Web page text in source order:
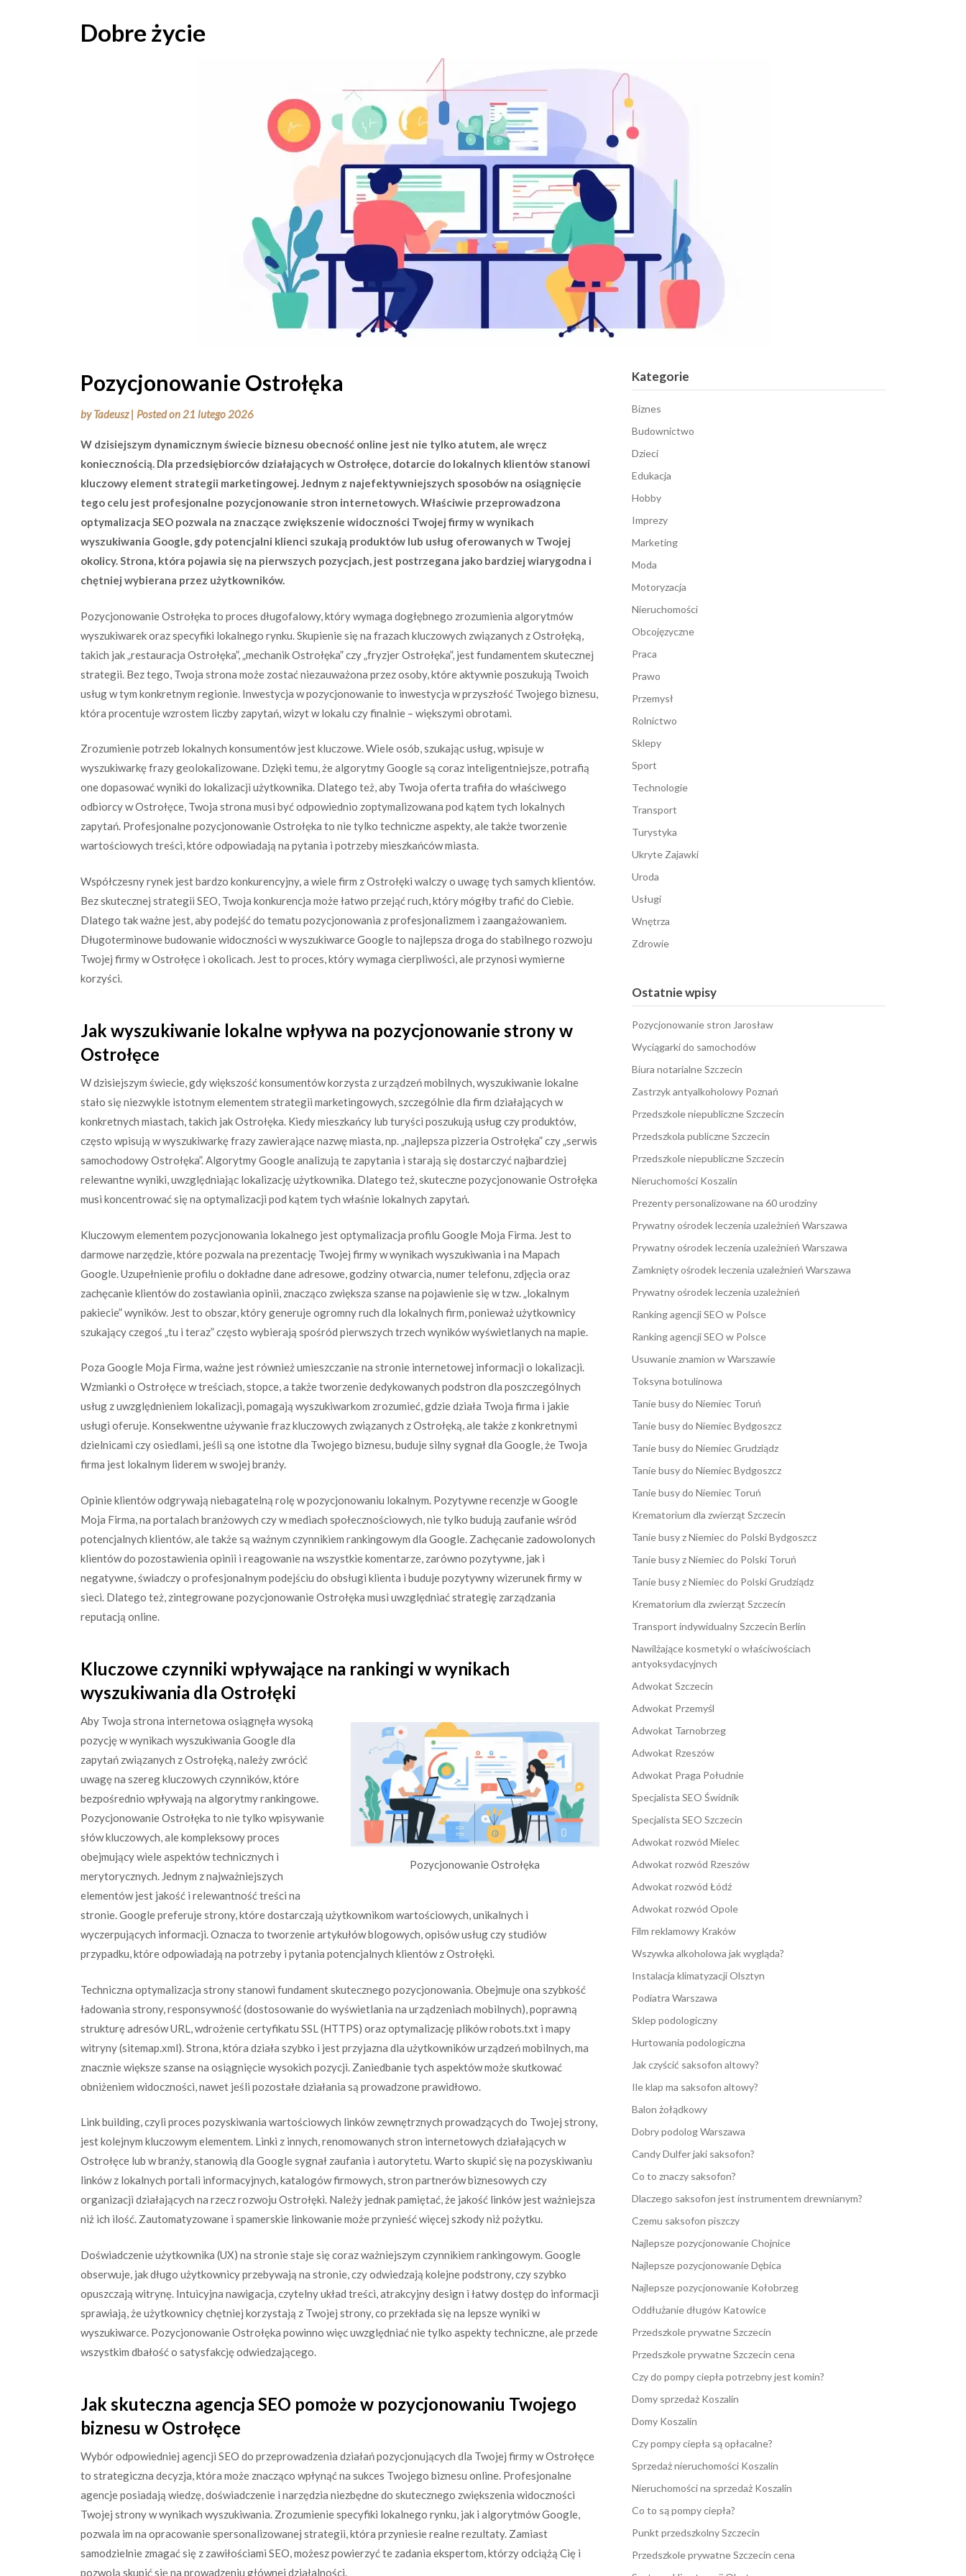
Dobre życie
Pozycjonowanie Ostrołęka
byTadeusz | Posted on21 lutego 2026
W dzisiejszym dynamicznym świecie biznesu obecność online jest nie tylko atutem, ale wręcz
koniecznością. Dla przedsiębiorców działających w Ostrołęce, dotarcie do lokalnych klientów stanowi
kluczowy element strategii marketingowej. Jednym z najefektywniejszych sposobów na osiągnięcie
tego celu jest profesjonalne pozycjonowanie stron internetowych. Właściwie przeprowadzona
optymalizacja SEO pozwala na znaczące zwiększenie widoczności Twojej firmy w wynikach
wyszukiwania Google, gdy potencjalni klienci szukają produktów lub usług oferowanych w Twojej
okolicy. Strona, która pojawia się na pierwszych pozycjach, jest postrzegana jako bardziej wiarygodna i
chętniej wybierana przez użytkowników.
Pozycjonowanie Ostrołęka to proces długofalowy, który wymaga dogłębnego zrozumienia algorytmów
wyszukiwarek oraz specyfiki lokalnego rynku. Skupienie się na frazach kluczowych związanych z Ostrołęką,
takich jak „restauracja Ostrołęka”, „mechanik Ostrołęka” czy „fryzjer Ostrołęka”, jest fundamentem skutecznej
strategii. Bez tego, Twoja strona może zostać niezauważona przez osoby, które aktywnie poszukują Twoich
usług w tym konkretnym regionie. Inwestycja w pozycjonowanie to inwestycja w przyszłość Twojego biznesu,
która procentuje wzrostem liczby zapytań, wizyt w lokalu czy finalnie – większymi obrotami.
Zrozumienie potrzeb lokalnych konsumentów jest kluczowe. Wiele osób, szukając usług, wpisuje w
wyszukiwarkę frazy geolokalizowane. Dzięki temu, że algorytmy Google są coraz inteligentniejsze, potrafią
one dopasować wyniki do lokalizacji użytkownika. Dlatego też, aby Twoja oferta trafiła do właściwego
odbiorcy w Ostrołęce, Twoja strona musi być odpowiednio zoptymalizowana pod kątem tych lokalnych
zapytań. Profesjonalne pozycjonowanie Ostrołęka to nie tylko techniczne aspekty, ale także tworzenie
wartościowych treści, które odpowiadają na pytania i potrzeby mieszkańców miasta.
Współczesny rynek jest bardzo konkurencyjny, a wiele firm z Ostrołęki walczy o uwagę tych samych klientów.
Bez skutecznej strategii SEO, Twoja konkurencja może łatwo przejąć ruch, który mógłby trafić do Ciebie.
Dlatego tak ważne jest, aby podejść do tematu pozycjonowania z profesjonalizmem i zaangażowaniem.
Długoterminowe budowanie widoczności w wyszukiwarce Google to najlepsza droga do stabilnego rozwoju
Twojej firmy w Ostrołęce i okolicach. Jest to proces, który wymaga cierpliwości, ale przynosi wymierne
korzyści.
Jak wyszukiwanie lokalne wpływa na pozycjonowanie strony w
Ostrołęce
W dzisiejszym świecie, gdy większość konsumentów korzysta z urządzeń mobilnych, wyszukiwanie lokalne
stało się niezwykle istotnym elementem strategii marketingowych, szczególnie dla firm działających w
konkretnych miastach, takich jak Ostrołęka. Kiedy mieszkańcy lub turyści poszukują usług czy produktów,
często wpisują w wyszukiwarkę frazy zawierające nazwę miasta, np. „najlepsza pizzeria Ostrołęka” czy „serwis
samochodowy Ostrołęka”. Algorytmy Google analizują te zapytania i starają się dostarczyć najbardziej
relewantne wyniki, uwzględniając lokalizację użytkownika. Dlatego też, skuteczne pozycjonowanie Ostrołęka
musi koncentrować się na optymalizacji pod kątem tych właśnie lokalnych zapytań.
Kluczowym elementem pozycjonowania lokalnego jest optymalizacja profilu Google Moja Firma. Jest to
darmowe narzędzie, które pozwala na prezentację Twojej firmy w wynikach wyszukiwania i na Mapach
Google. Uzupełnienie profilu o dokładne dane adresowe, godziny otwarcia, numer telefonu, zdjęcia oraz
zachęcanie klientów do zostawiania opinii, znacząco zwiększa szanse na pojawienie się w tzw. „lokalnym
pakiecie” wyników. Jest to obszar, który generuje ogromny ruch dla lokalnych firm, ponieważ użytkownicy
szukający czegoś „tu i teraz” często wybierają spośród pierwszych trzech wyników wyświetlanych na mapie.
Poza Google Moja Firma, ważne jest również umieszczanie na stronie internetowej informacji o lokalizacji.
Wzmianki o Ostrołęce w treściach, stopce, a także tworzenie dedykowanych podstron dla poszczególnych
usług z uwzględnieniem lokalizacji, pomagają wyszukiwarkom zrozumieć, gdzie działa Twoja firma i jakie
usługi oferuje. Konsekwentne używanie fraz kluczowych związanych z Ostrołęką, ale także z konkretnymi
dzielnicami czy osiedlami, jeśli są one istotne dla Twojego biznesu, buduje silny sygnał dla Google, że Twoja
firma jest lokalnym liderem w swojej branży.
Opinie klientów odgrywają niebagatelną rolę w pozycjonowaniu lokalnym. Pozytywne recenzje w Google
Moja Firma, na portalach branżowych czy w mediach społecznościowych, nie tylko budują zaufanie wśród
potencjalnych klientów, ale także są ważnym czynnikiem rankingowym dla Google. Zachęcanie zadowolonych
klientów do pozostawienia opinii i reagowanie na wszystkie komentarze, zarówno pozytywne, jak i
negatywne, świadczy o profesjonalnym podejściu do obsługi klienta i buduje pozytywny wizerunek firmy w
sieci. Dlatego też, zintegrowane pozycjonowanie Ostrołęka musi uwzględniać strategię zarządzania
reputacją online.
Kluczowe czynniki wpływające na rankingi w wynikach
wyszukiwania dla Ostrołęki
Pozycjonowanie Ostrołęka
Aby Twoja strona internetowa osiągnęła wysoką
pozycję w wynikach wyszukiwania Google dla
zapytań związanych z Ostrołęką, należy zwrócić
uwagę na szereg kluczowych czynników, które
bezpośrednio wpływają na algorytmy rankingowe.
Pozycjonowanie Ostrołęka to nie tylko wpisywanie
słów kluczowych, ale kompleksowy proces
obejmujący wiele aspektów technicznych i
merytorycznych. Jednym z najważniejszych
elementów jest jakość i relewantność treści na
stronie. Google preferuje strony, które dostarczają użytkownikom wartościowych, unikalnych i
wyczerpujących informacji. Oznacza to tworzenie artykułów blogowych, opisów usług czy studiów
przypadku, które odpowiadają na potrzeby i pytania potencjalnych klientów z Ostrołęki.
Techniczna optymalizacja strony stanowi fundament skutecznego pozycjonowania. Obejmuje ona szybkość
ładowania strony, responsywność (dostosowanie do wyświetlania na urządzeniach mobilnych), poprawną
strukturę adresów URL, wdrożenie certyfikatu SSL (HTTPS) oraz optymalizację plików robots.txt i mapy
witryny (sitemap.xml). Strona, która działa szybko i jest przyjazna dla użytkowników urządzeń mobilnych, ma
znacznie większe szanse na osiągnięcie wysokich pozycji. Zaniedbanie tych aspektów może skutkować
obniżeniem widoczności, nawet jeśli pozostałe działania są prowadzone prawidłowo.
Link building, czyli proces pozyskiwania wartościowych linków zewnętrznych prowadzących do Twojej strony,
jest kolejnym kluczowym elementem. Linki z innych, renomowanych stron internetowych działających w
Ostrołęce lub w branży, stanowią dla Google sygnał zaufania i autorytetu. Warto skupić się na pozyskiwaniu
linków z lokalnych portali informacyjnych, katalogów firmowych, stron partnerów biznesowych czy
organizacji działających na rzecz rozwoju Ostrołęki. Należy jednak pamiętać, że jakość linków jest ważniejsza
niż ich ilość. Zautomatyzowane i spamerskie linkowanie może przynieść więcej szkody niż pożytku.
Doświadczenie użytkownika (UX) na stronie staje się coraz ważniejszym czynnikiem rankingowym. Google
obserwuje, jak długo użytkownicy przebywają na stronie, czy odwiedzają kolejne podstrony, czy szybko
opuszczają witrynę. Intuicyjna nawigacja, czytelny układ treści, atrakcyjny design i łatwy dostęp do informacji
sprawiają, że użytkownicy chętniej korzystają z Twojej strony, co przekłada się na lepsze wyniki w
wyszukiwarce. Pozycjonowanie Ostrołęka powinno więc uwzględniać nie tylko aspekty techniczne, ale przede
wszystkim dbałość o satysfakcję odwiedzającego.
Jak skuteczna agencja SEO pomoże w pozycjonowaniu Twojego
biznesu w Ostrołęce
Wybór odpowiedniej agencji SEO do przeprowadzenia działań pozycjonujących dla Twojej firmy w Ostrołęce
to strategiczna decyzja, która może znacząco wpłynąć na sukces Twojego biznesu online. Profesjonalne
agencje posiadają wiedzę, doświadczenie i narzędzia niezbędne do skutecznego zwiększenia widoczności
Twojej strony w wynikach wyszukiwania. Zrozumienie specyfiki lokalnego rynku, jak i algorytmów Google,
pozwala im na opracowanie spersonalizowanej strategii, która przyniesie realne rezultaty. Zamiast
samodzielnie zmagać się z zawiłościami SEO, możesz powierzyć te zadania ekspertom, którzy odciążą Cię i
pozwolą skupić się na prowadzeniu głównej działalności.
Kategorie
Biznes
Budownictwo
Dzieci
Edukacja
Hobby
Imprezy
Marketing
Moda
Motoryzacja
Nieruchomości
Obcojęzyczne
Praca
Prawo
Przemysł
Rolnictwo
Sklepy
Sport
Technologie
Transport
Turystyka
Ukryte Zajawki
Uroda
Usługi
Wnętrza
Zdrowie
Ostatnie wpisy
Pozycjonowanie stron Jarosław
Wyciągarki do samochodów
Biura notarialne Szczecin
Zastrzyk antyalkoholowy Poznań
Przedszkole niepubliczne Szczecin
Przedszkola publiczne Szczecin
Przedszkole niepubliczne Szczecin
Nieruchomości Koszalin
Prezenty personalizowane na 60 urodziny
Prywatny ośrodek leczenia uzależnień Warszawa
Prywatny ośrodek leczenia uzależnień Warszawa
Zamknięty ośrodek leczenia uzależnień Warszawa
Prywatny ośrodek leczenia uzależnień
Ranking agencji SEO w Polsce
Ranking agencji SEO w Polsce
Usuwanie znamion w Warszawie
Toksyna botulinowa
Tanie busy do Niemiec Toruń
Tanie busy do Niemiec Bydgoszcz
Tanie busy do Niemiec Grudziądz
Tanie busy do Niemiec Bydgoszcz
Tanie busy do Niemiec Toruń
Krematorium dla zwierząt Szczecin
Tanie busy z Niemiec do Polski Bydgoszcz
Tanie busy z Niemiec do Polski Toruń
Tanie busy z Niemiec do Polski Grudziądz
Krematorium dla zwierząt Szczecin
Transport indywidualny Szczecin Berlin
Nawilżające kosmetyki o właściwościach
antyoksydacyjnych
Adwokat Szczecin
Adwokat Przemyśl
Adwokat Tarnobrzeg
Adwokat Rzeszów
Adwokat Praga Południe
Specjalista SEO Świdnik
Specjalista SEO Szczecin
Adwokat rozwód Mielec
Adwokat rozwód Rzeszów
Adwokat rozwód Łódź
Adwokat rozwód Opole
Film reklamowy Kraków
Wszywka alkoholowa jak wygląda?
Instalacja klimatyzacji Olsztyn
Podiatra Warszawa
Sklep podologiczny
Hurtowania podologiczna
Jak czyścić saksofon altowy?
Ile klap ma saksofon altowy?
Balon żołądkowy
Dobry podolog Warszawa
Candy Dulfer jaki saksofon?
Co to znaczy saksofon?
Dlaczego saksofon jest instrumentem drewnianym?
Czemu saksofon piszczy
Najlepsze pozycjonowanie Chojnice
Najlepsze pozycjonowanie Dębica
Najlepsze pozycjonowanie Kołobrzeg
Oddłużanie długów Katowice
Przedszkole prywatne Szczecin
Przedszkole prywatne Szczecin cena
Czy do pompy ciepła potrzebny jest komin?
Domy sprzedaż Koszalin
Domy Koszalin
Czy pompy ciepła są opłacalne?
Sprzedaż nieruchomości Koszalin
Nieruchomości na sprzedaż Koszalin
Co to są pompy ciepła?
Punkt przedszkolny Szczecin
Przedszkole prywatne Szczecin cena